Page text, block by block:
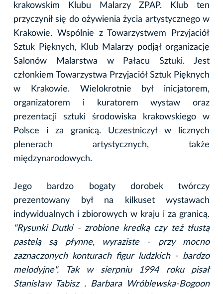
krakowskim Klubu Malarzy ZPAP. Klub ten
przyczynił się do ożywienia życia artystycznego w
Krakowie. Wspólnie z Towarzystwem Przyjaciół
Sztuk Pięknych, Klub Malarzy podjął organizację
Salonów Malarstwa w Pałacu Sztuki. Jest
członkiem Towarzystwa Przyjaciół Sztuk Pięknych
w Krakowie. Wielokrotnie był inicjatorem,
organizatorem i kuratorem wystaw oraz
prezentacji sztuki środowiska krakowskiego w
Polsce i za granicą. Uczestniczył w licznych
plenerach artystycznych, także
międzynarodowych.
Jego bardzo bogaty dorobek twórczy
prezentowany był na kilkuset wystawach
indywidualnych i zbiorowych w kraju i za granicą.
"Rysunki Dutki - zrobione kredką czy też tłustą
pastelą są płynne, wyraziste - przy mocno
zaznaczonych konturach figur ludzkich - bardzo
melodyjne". Tak w sierpniu 1994 roku pisał
Stanisław Tabisz . Barbara Wróblewska-Bogoon